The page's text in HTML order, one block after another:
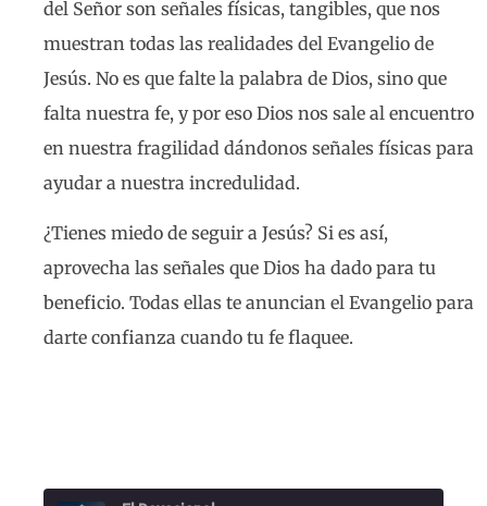
del Señor son señales físicas, tangibles, que nos
muestran todas las realidades del Evangelio de
Jesús. No es que falte la palabra de Dios, sino que
falta nuestra fe, y por eso Dios nos sale al encuentro
en nuestra fragilidad dándonos señales físicas para
ayudar a nuestra incredulidad.
¿Tienes miedo de seguir a Jesús? Si es así,
aprovecha las señales que Dios ha dado para tu
beneficio. Todas ellas te anuncian el Evangelio para
darte confianza cuando tu fe flaquee.